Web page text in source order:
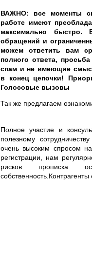
ВАЖНО: все моменты
работе имеют
максимально
обращений и
можем ответить вам
полного ответа,
спам и не имеющие
в конец цепочки!
Голосовые вызовы
Так же предлагаем
Полное участие и
полезному
очень высоким спросом
регистрации, нам
рисков прописка